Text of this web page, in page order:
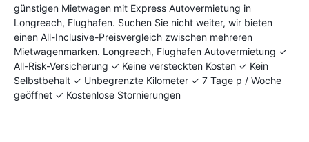
günstigen Mietwagen mit Express Autovermietung in
Longreach, Flughafen. Suchen Sie nicht weiter, wir bieten
einen All-Inclusive-Preisvergleich zwischen mehreren
Mietwagenmarken. Longreach, Flughafen Autovermietung ✓
All-Risk-Versicherung ✓ Keine versteckten Kosten ✓ Kein
Selbstbehalt ✓ Unbegrenzte Kilometer ✓ 7 Tage p / Woche
geöffnet ✓ Kostenlose Stornierungen